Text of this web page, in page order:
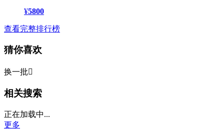
¥5800
查看完整排行榜
猜你喜欢
换一批
相关搜索
正在加载中...
更多